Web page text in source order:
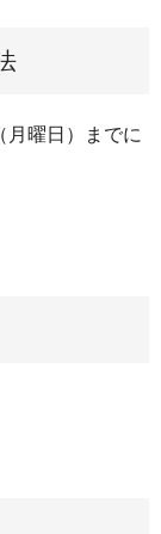
月曜日）までに